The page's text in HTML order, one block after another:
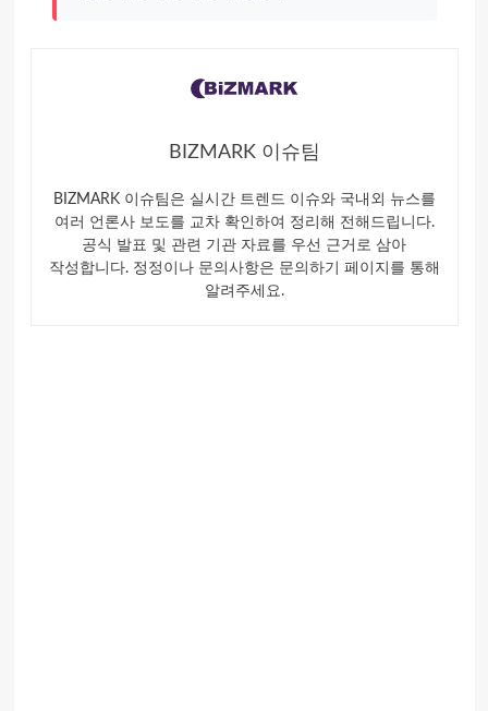
BIZMARK 이슈팀
BIZMARK 이슈팀은 실시간 트렌드 이슈와 국내외 뉴스를
여러 언론사 보도를 교차 확인하여 정리해 전해드립니다.
공식 발표 및 관련 기관 자료를 우선 근거로 삼아
작성합니다. 정정이나 문의사항은 문의하기 페이지를 통해
알려주세요.